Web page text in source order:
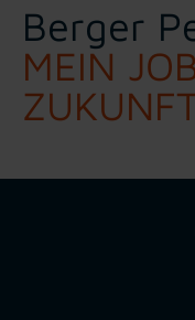
Berger
MEIN